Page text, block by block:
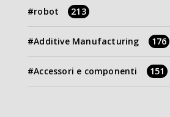
robot 213
Additive Manufacturing 176
Accessori e componenti 151